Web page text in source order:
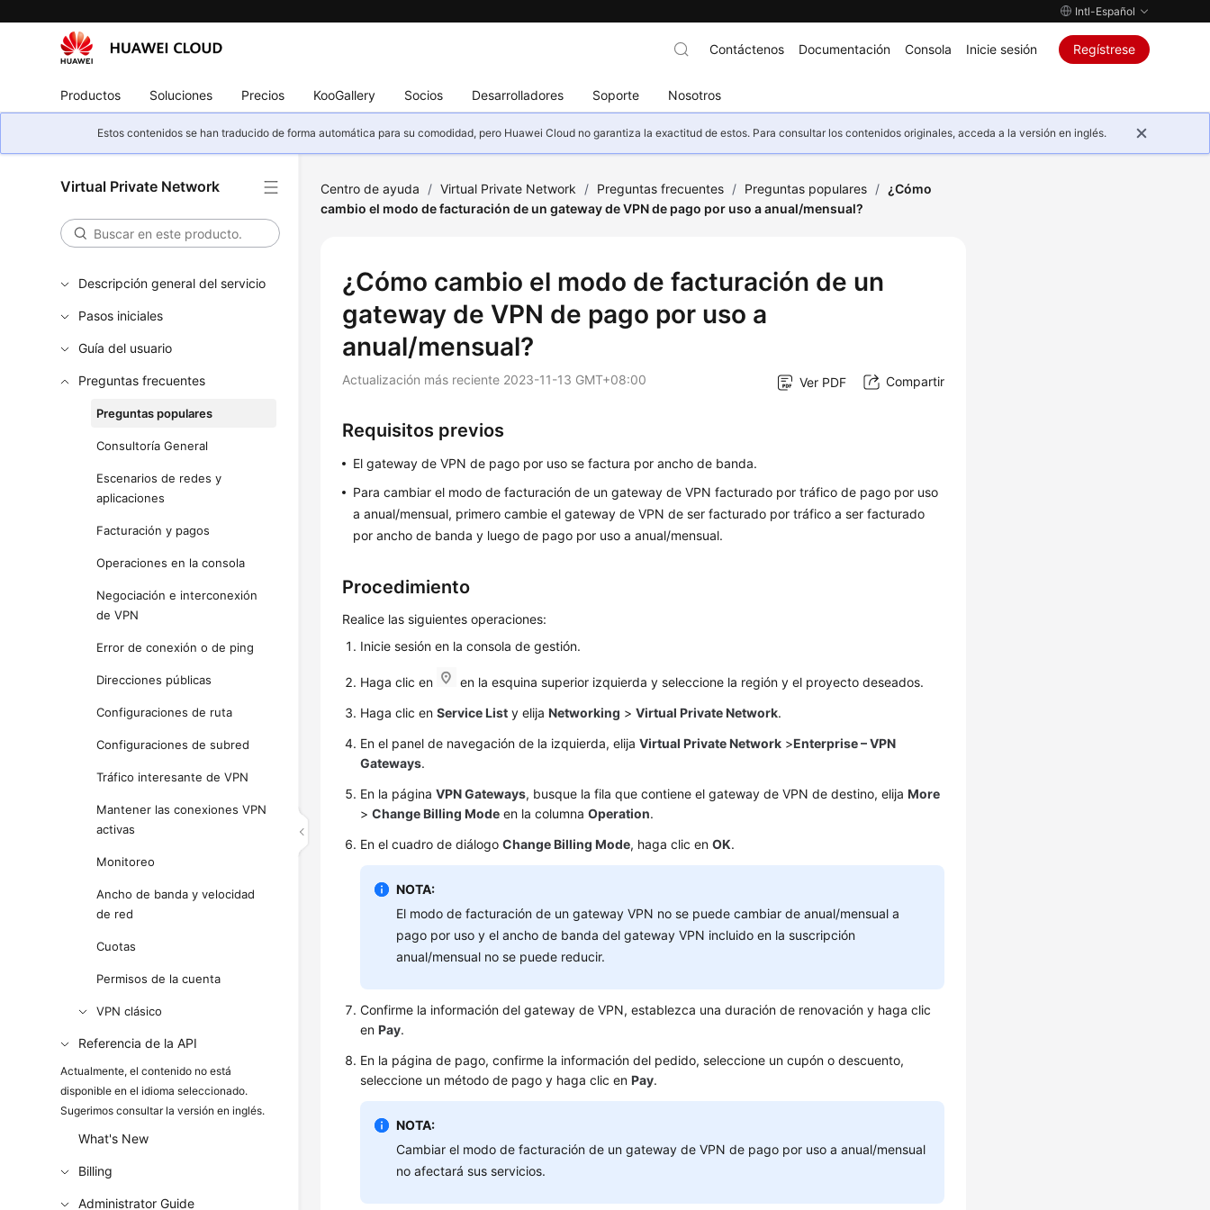
Intl-Español
Productos Soluciones Precios KooGallery Socios Desarrolladores Soporte Nosotros
Contáctenos Documentación Consola Inicie sesión Regístrese
Estos contenidos se han traducido de forma automática para su comodidad, pero Huawei Cloud no garantiza la exactitud de estos. Para consultar los contenidos originales, acceda a la versión en inglés.
Virtual Private Network
Descripción general del servicio
Pasos iniciales
Guía del usuario
Preguntas frecuentes
Preguntas populares
Consultoría General
Escenarios de redes y
aplicaciones
Facturación y pagos
Operaciones en la consola
Negociación e interconexión
de VPN
Error de conexión o de ping
Direcciones públicas
Configuraciones de ruta
Configuraciones de subred
Tráfico interesante de VPN
Mantener las conexiones VPN
activas
Monitoreo
Ancho de banda y velocidad
de red
Cuotas
Permisos de la cuenta
VPN clásico
Referencia de la API
Actualmente, el contenido no está
disponible en el idioma seleccionado.
Sugerimos consultar la versión en inglés.
What's New
Billing
Administrator Guide
Centro de ayuda / Virtual Private Network / Preguntas frecuentes / Preguntas populares / ¿Cómo
cambio el modo de facturación de un gateway de VPN de pago por uso a anual/mensual?
¿Cómo cambio el modo de facturación de un
gateway de VPN de pago por uso a
anual/mensual?
Actualización más reciente 2023-11-13 GMT+08:00 Ver PDF Compartir
Requisitos previos
El gateway de VPN de pago por uso se factura por ancho de banda.
Para cambiar el modo de facturación de un gateway de VPN facturado por tráfico de pago por uso
a anual/mensual, primero cambie el gateway de VPN de ser facturado por tráfico a ser facturado
por ancho de banda y luego de pago por uso a anual/mensual.
Procedimiento
Realice las siguientes operaciones:
Inicie sesión en la consola de gestión.
Haga clic en
en la esquina superior izquierda y seleccione la región y el proyecto deseados.
Haga clic enService List y elijaNetworking >Virtual Private Network.
En el panel de navegación de la izquierda, elijaVirtual Private Network >Enterprise – VPN
Gateways.
En la páginaVPN Gateways, busque la fila que contiene el gateway de VPN de destino, elijaMore
>Change Billing Mode en la columnaOperation.
En el cuadro de diálogoChange Billing Mode, haga clic enOK.
NOTA:
El modo de facturación de un gateway VPN no se puede cambiar de anual/mensual a
pago por uso y el ancho de banda del gateway VPN incluido en la suscripción
anual/mensual no se puede reducir.
Confirme la información del gateway de VPN, establezca una duración de renovación y haga clic
enPay.
En la página de pago, confirme la información del pedido, seleccione un cupón o descuento,
seleccione un método de pago y haga clic enPay.
NOTA:
Cambiar el modo de facturación de un gateway de VPN de pago por uso a anual/mensual
no afectará sus servicios.